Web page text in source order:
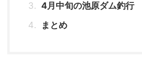
4月中旬の池原ダム釣行
まとめ